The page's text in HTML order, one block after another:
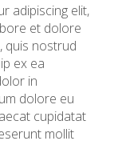
adipiscing elit,
et dolore
quis nostrud
ex ea
in
dolore eu
cupidatat
mollit